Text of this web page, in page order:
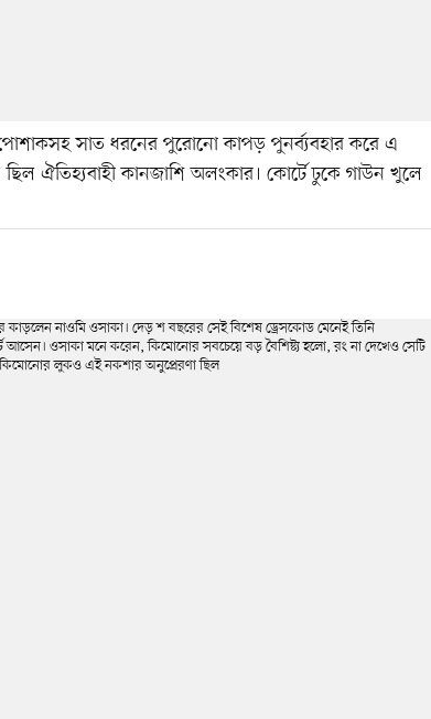
সাত ধরনের পুরোনো কাপড় পুনর্ব্যবহার করে এ
ঐতিহ্যবাহী কানজাশি অলংকার। কোর্টে ঢুকে গাউন খুলে